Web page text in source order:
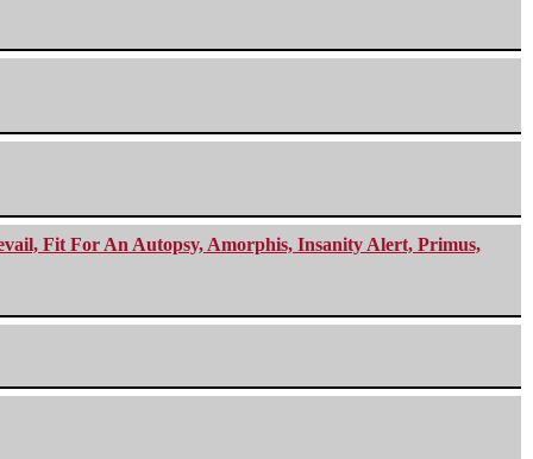
Fit For An Autopsy, Amorphis, Insanity Alert, Primus,